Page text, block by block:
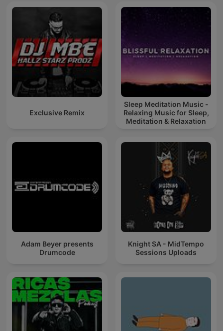
Exclusive Remix
Sleep Meditation Music -
Relaxing Music for Sleep,
Meditation & Relaxation
Adam Beyer presents
Drumcode
Knight SA - MidTempo
Sessions Uploads